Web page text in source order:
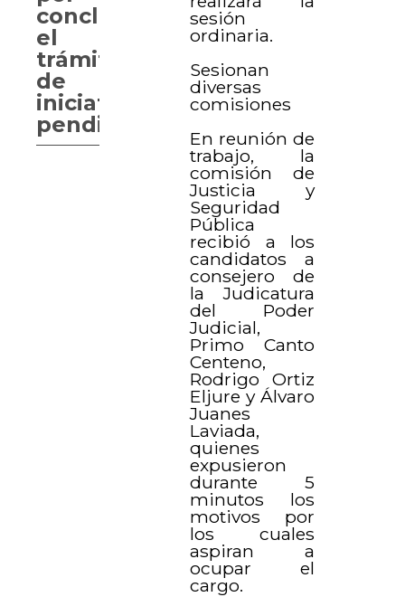
sesión
ordinaria.
Sesionan
diversas
comisiones
En reunión de
trabajo, la
comisión de
Justicia y
Seguridad
Pública
recibió a los
candidatos a
consejero de
la Judicatura
del Poder
Judicial,
Primo Canto
Centeno,
Rodrigo Ortiz
Eljure y Álvaro
Juanes
Laviada,
quienes
expusieron
durante 5
minutos los
motivos por
los cuales
aspiran a
ocupar el
cargo.
concluido
el
trámite
de
iniciativas
pendientes